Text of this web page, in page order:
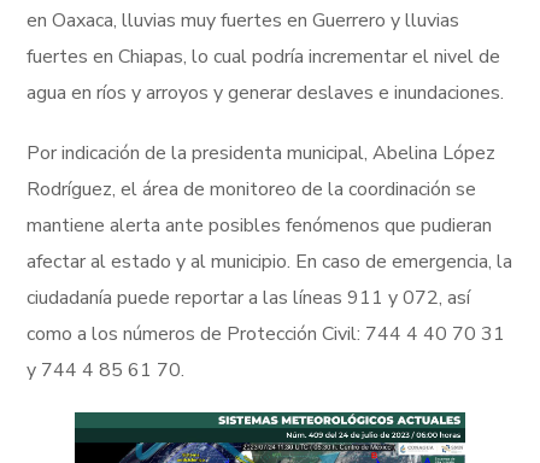
en Oaxaca, lluvias muy fuertes en Guerrero y lluvias
fuertes en Chiapas, lo cual podría incrementar el nivel de
agua en ríos y arroyos y generar deslaves e inundaciones.
Por indicación de la presidenta municipal, Abelina López
Rodríguez, el área de monitoreo de la coordinación se
mantiene alerta ante posibles fenómenos que pudieran
afectar al estado y al municipio. En caso de emergencia, la
ciudadanía puede reportar a las líneas 911 y 072, así
como a los números de Protección Civil: 744 4 40 70 31
y 744 4 85 61 70.